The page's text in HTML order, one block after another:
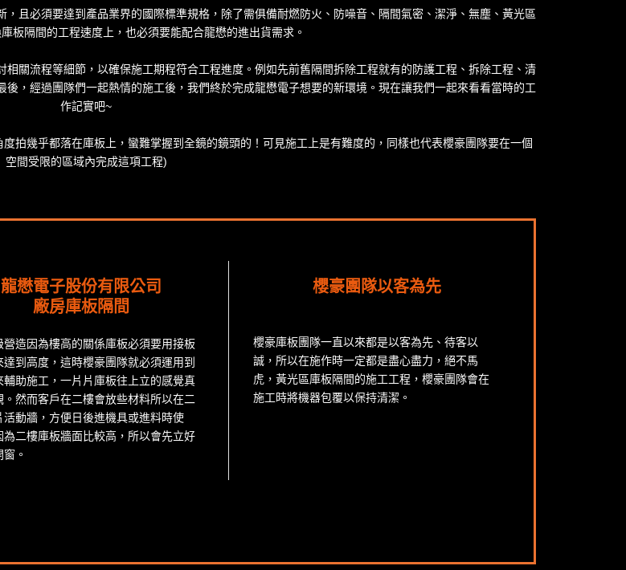
且必須要達到產品業界的國際標準規格，除了需俱備耐燃防火、防噪音、隔間氣密、潔淨、無塵、黃光區
板隔間的工程速度上，也必須要能配合龍懋的進出貨需求。
關流程等細節，以確保施工期程符合工程進度。例如先前舊隔間拆除工程就有的防護工程、拆除工程、清
，經過團隊們一起熱情的施工後，我們終於完成龍懋電子想要的新環境。現在讓我們一起來看看當時的工
作記實吧~
拍幾乎都落在庫板上，蠻難掌握到全鏡的鏡頭的！可見施工上是有難度的，同樣也代表櫻豪團隊要在一個
空間受限的區域內完成這項工程)
龍懋電子股份有限公司
廠房庫板隔間
營造因為樓高的關係庫板必須要用接板
達到高度，這時櫻豪團隊就必須運用到
輔助施工，一片片庫板往上立的感覺真
。然而客戶在二樓會放些材料所以在二
活動牆，方便日後進機具或進料時使
為二樓庫板牆面比較高，所以會先立好
。
櫻豪團隊以客為先
櫻豪庫板團隊一直以來都是以客為先、待客以
誠，所以在施作時一定都是盡心盡力，絕不馬
虎，黃光區庫板隔間的施工工程，櫻豪團隊會在
施工時將機器包覆以保持清潔。